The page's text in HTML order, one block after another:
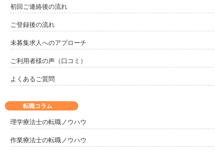
初回ご連絡後の流れ
ご登録後の流れ
未募集求人へのアプローチ
ご利用者様の声（口コミ）
よくあるご質問
転職コラム
理学療法士の転職ノウハウ
作業療法士の転職ノウハウ